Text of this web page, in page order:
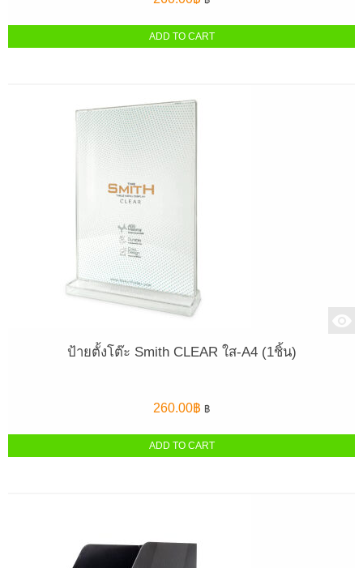
ADD TO CART
ป้ายตั้งโต๊ะ Smith CLEAR ใส-A4 (1ชิ้น)
260.00฿ ฿
ADD TO CART